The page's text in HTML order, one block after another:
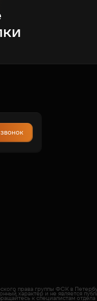
права группы ФСК в
характер и не является
к специалистам